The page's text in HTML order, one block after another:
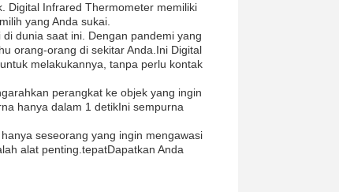
Digital Infrared Thermometer memiliki
yang Anda sukai.
dunia saat ini. Dengan pandemi yang
orang-orang di sekitar Anda.Ini Digital
melakukannya, tanpa perlu kontak
perangkat ke objek yang ingin
hanya dalam 1 detikIni sempurna
seseorang yang ingin mengawasi
alat penting.tepatDapatkan Anda